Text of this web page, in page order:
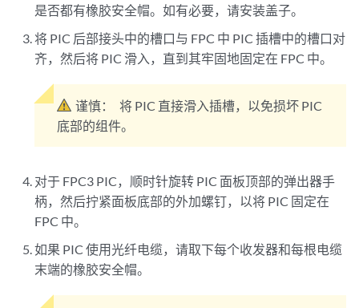
是否都有橡胶安全帽。如有必要，请安装盖子。
将 PIC 后部接头中的槽口与 FPC 中 PIC 插槽中的槽口对
齐，然后将 PIC 滑入，直到其牢固地固定在 FPC 中。
谨慎：
将 PIC 直接滑入插槽，以免损坏 PIC
底部的组件。
对于 FPC3 PIC，顺时针旋转 PIC 面板顶部的弹出器手
柄，然后拧紧面板底部的外加螺钉，以将 PIC 固定在
FPC 中。
如果 PIC 使用光纤电缆，请取下每个收发器和每根电缆
末端的橡胶安全帽。